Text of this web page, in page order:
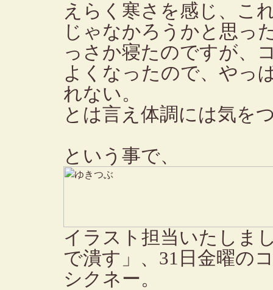
えらく寒さを感じ、こ
じゃなかろうかと思っ
っさか寝たのですが、
よくなったので、やっ
れない。
とは言え体調には気を
という事で、
イラスト担当いたしま
で潰す」、31日金曜の
シクネー。